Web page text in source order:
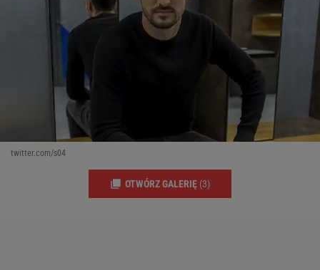
twitter.com/s04
OTWÓRZ GALERIĘ (3)